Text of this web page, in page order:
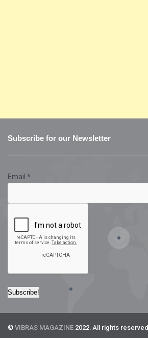
Subscribe for our Newsletter
Email *
© VIBRAS MAGAZINE 2022. All rights reserved.